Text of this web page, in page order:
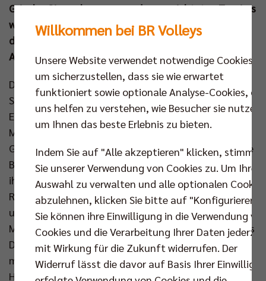
Grizzlys Giesen hervorragend ausgerichteten Turniers
wurde der neue Diagonalangreifer Jake Hanes, der in
den drei Spielen für die Berliner Farben starke zwölf
Asse servierte.
Der Gegner aus Friedrichshafen spielte sich mit
Siegen gegen Düren (3:0) und Giesen (3:2) in das
Endspiel um den 1KOMMA5° Ligacup. Im letzten
Match des Samstags musste der VfB also gegen die
Gastgeber über fünfe Sätze gehen und so hatten die
Berliner den Vorteil der längeren Regeneration auf
ihrer Seite. Joel Banks schickte erneut Moritz
Reichert, Ruben Schott, Jake Hanes, Johannes Tille
und Libero Kyle Dagostino auf das Spielfeld. Im
Mittelblock entschied sich der Brite zunächst für das
Duo aus Tobias Krick und Nehemiah Mote. Zwar
musste Reichert das erste Ass des Finals in der
Hildesheimer Volksbank-Arena schlucken (2:4), doch
Willkommen bei BR Volleys
Unsere Website verwendet notwendige Cookies,
um sicherzustellen, dass sie wie erwartet
funktioniert sowie optionale Analyse-Cookies, die
uns helfen zu verstehen, wie Besucher sie nutzen,
um Ihnen das beste Erlebnis zu bieten.
Indem Sie auf "Alle akzeptieren" klicken, stimmen
Sie unserer Verwendung von Cookies zu. Um Ihre
Auswahl zu verwalten und alle optionalen Cookies
abzulehnen, klicken Sie bitte auf "Konfigurieren".
Sie können ihre Einwilligung in die Verwendung
Cookies und die Verarbeitung Ihrer Daten
mit Wirkung für die Zukunft widerrufen. Der
Widerruf lässt die davor auf Basis Ihrer